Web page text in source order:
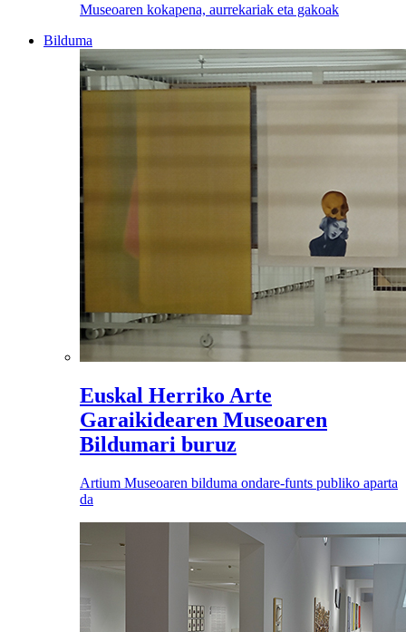
Museoaren kokapena, aurrekariak eta gakoak
Bilduma
Euskal Herriko Arte
Garaikidearen Museoaren
Bildumari buruz
Artium Museoaren bilduma ondare-funts publiko aparta
da